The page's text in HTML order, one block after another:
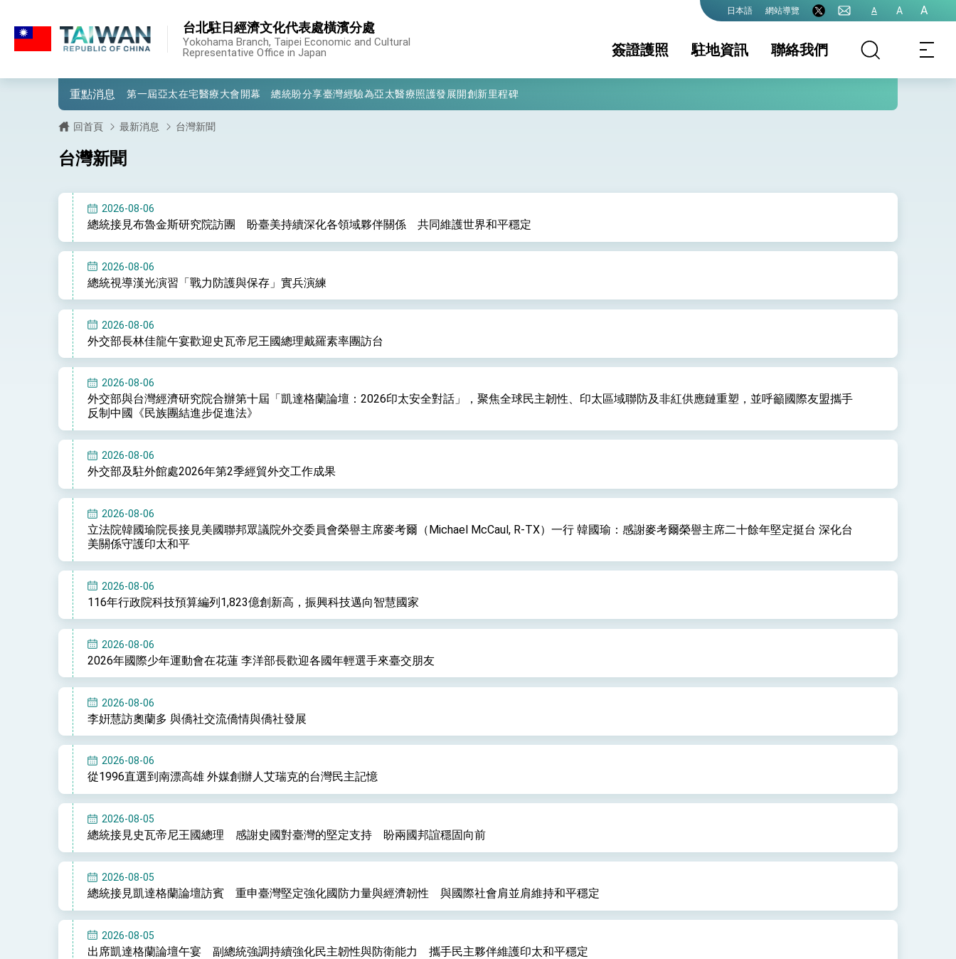
日本語 網站導覽 A A A
台北駐日經濟文化代表處橫濱分處
Yokohama Branch, Taipei Economic and Cultural
Representative Office in Japan
簽證護照
領務資訊
領務規費收費數額
文件證明
及聯絡方式
駐地資訊
駐地基本資料 簽證及入境須知
生活資訊
聯絡我們
重點消息
外交部重要言論
第一屆亞太在宅醫療大會開幕 總統盼分享臺灣經驗為亞太醫療照護發展開創新里程碑
外交部發布WHA文宣影片「台灣醫療點亮世界」及「台灣智慧醫療與健康產業展」預告短片，向世界展現台灣守護全球健康的創新能量
總統與五院院長新春茶敘 盼化分歧為團結、為國家邁出合作第一步
台美貿易協議完成簽署達成6大目標、創5大歷史性突破 總統強調將以3大面向加速臺灣經濟轉型升級 籲請立院全力支持並盡速通過
總統接受「法新社」（AFP）專訪內容
外交部長林佳龍於《外交事務》撰文指出：自由世界 需要台灣，團結合作方能守護繁榮
總統主持「台美經濟繁榮夥伴對話」記者會 說明臺美合作三大戰略方向 盼與民主夥伴共同引領 下一個世代的繁榮
外交部長林佳龍午宴歡迎美國聯邦參議員蓋耶哥訪問團
外交部長林佳龍接見美國智庫「德國馬歇爾基金會」訪問團一行，深化跨大西洋戰略夥伴關係
臺美經貿談判獲階段性成果 卓揆期勉爭取時間完成「臺美對等貿易協定」簽署
卓揆：臺美關稅談判階段性結果有助臺灣取得有利戰略地位 全力支持「臺美對等貿易協定」簽署
外交部長林佳龍主持第35次「參與亞太經濟合作策略小組」跨部會會議
總統以「韌性之島，希望之光」為題發表2026新 年談話
變局中 奮起的新臺灣 總統發表國慶演說
總統發表執政周年談話 盼面對未來挑戰 堅持團結 迎風轉型 穩健前行
賴總統就職演說影片
總統重要談話
外交部重要言論
我國政府將在美國亞利桑納州設立「駐鳳凰城辦事處」，進一步深化台美交流合作
回首頁 最新消息 台灣新聞
台灣新聞
2026-08-06
總統接見布魯金斯研究院訪團 盼臺美持續深化各領域夥伴關係 共同維護世界和平穩定
2026-08-06
總統視導漢光演習「戰力防護與保存」實兵演練
2026-08-06
外交部長林佳龍午宴歡迎史瓦帝尼王國總理戴羅素率團訪台
2026-08-06
外交部與台灣經濟研究院合辦第十屆「凱達格蘭論壇：2026印太安全對話」，聚焦全球民主韌性、印太區域聯防及非紅供應鏈重塑，並呼籲國際友盟攜手
反制中國《民族團結進步促進法》
2026-08-06
外交部及駐外館處2026年第2季經貿外交工作成果
2026-08-06
立法院韓國瑜院長接見美國聯邦眾議院外交委員會榮譽主席麥考爾（Michael McCaul, R-TX）一行 韓國瑜：感謝麥考爾榮譽主席二十餘年堅定挺台 深化台
美關係守護印太和平
2026-08-06
116年行政院科技預算編列1,823億創新高，振興科技邁向智慧國家
2026-08-06
2026年國際少年運動會在花蓮 李洋部長歡迎各國年輕選手來臺交朋友
2026-08-06
李姸慧訪奧蘭多 與僑社交流僑情與僑社發展
2026-08-06
從1996直選到南漂高雄 外媒創辦人艾瑞克的台灣民主記憶
2026-08-05
總統接見史瓦帝尼王國總理 感謝史國對臺灣的堅定支持 盼兩國邦誼穩固向前
2026-08-05
總統接見凱達格蘭論壇訪賓 重申臺灣堅定強化國防力量與經濟韌性 與國際社會肩並肩維持和平穩定
2026-08-05
出席凱達格蘭論壇午宴 副總統強調持續強化民主韌性與防衛能力 攜手民主夥伴維護印太和平穩定